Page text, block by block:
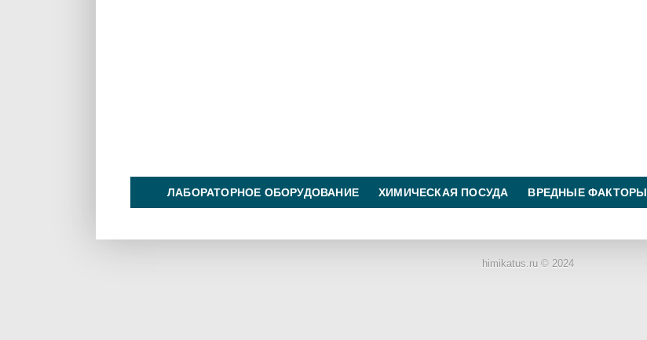
ЛАБОРАТОРНОЕ ОБОРУДОВАНИЕ ХИМИЧЕСКАЯ ПОСУДА ВРЕДНЫЕ ФАКТОРЫ
himikatus.ru © 2024